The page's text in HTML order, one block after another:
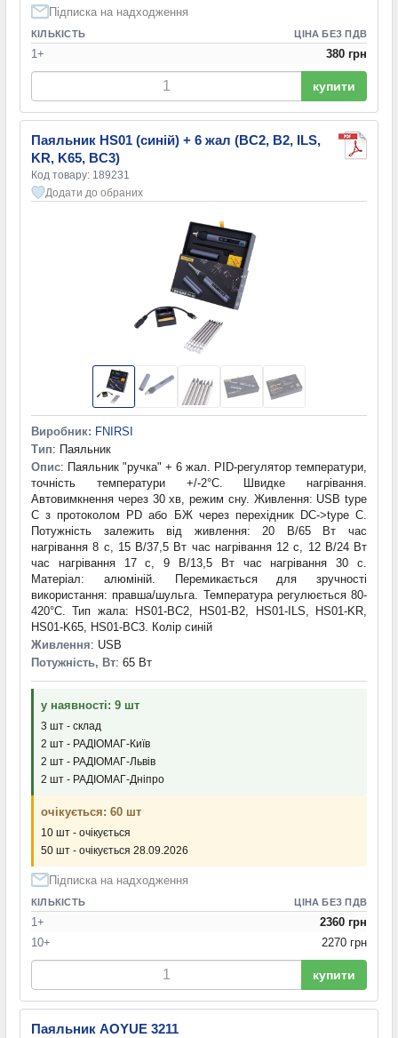
Підписка на надходження
КІЛЬКІСТЬ ЦІНА БЕЗ ПДВ
1+ 380 грн
купити
Паяльник HS01 (синій) + 6 жал (BC2, B2, ILS,
KR, K65, BC3)
Код товару: 189231
Додати до обраних
Виробник: FNIRSI
Тип: Паяльник
Опис: Паяльник "ручка" + 6 жал. PID-регулятор температури,
точність температури +/-2°C. Швидке нагрівання.
Автовимкнення через 30 хв, режим сну. Живлення: USB type
C з протоколом PD або БЖ через перехідник DC->type C.
Потужність залежить від живлення: 20 В/65 Вт час
нагрівання 8 с, 15 В/37,5 Вт час нагрівання 12 с, 12 В/24 Вт
час нагрівання 17 с, 9 В/13,5 Вт час нагрівання 30 с.
Матеріал: алюміній. Перемикається для зручності
використання: правша/шульга. Температура регулюється 80-
420°C. Тип жала: HS01-BC2, HS01-B2, HS01-ILS, HS01-KR,
HS01-K65, HS01-BC3. Колір синій
Живлення: USB
Потужність, Вт: 65 Вт
у наявності: 9 шт
3 шт - склад
2 шт - РАДІОМАГ-Київ
2 шт - РАДІОМАГ-Львів
2 шт - РАДІОМАГ-Дніпро
очікується: 60 шт
10 шт - очікується
50 шт - очікується 28.09.2026
Підписка на надходження
КІЛЬКІСТЬ ЦІНА БЕЗ ПДВ
1+
2360 грн
10+
2270 грн
купити
Паяльник AOYUE 3211